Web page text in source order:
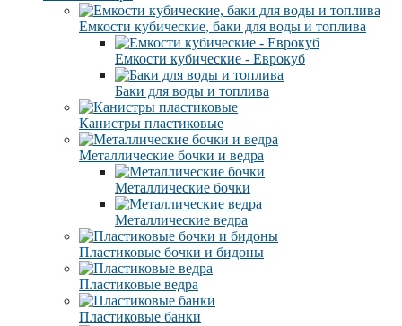
Емкости кубические, баки для воды и топлива
Емкости кубические - Еврокуб
Баки для воды и топлива
Канистры пластиковые
Металлические бочки и ведра
Металлические бочки
Металлические ведра
Пластиковые бочки и бидоны
Пластиковые ведра
Пластиковые банки